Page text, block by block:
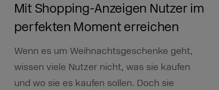
Mit Shopping-Anzeigen Nutzer im
perfekten Moment erreichen
Wenn es um Weihnachtsgeschenke geht,
wissen viele Nutzer nicht, was sie kaufen
und wo sie es kaufen sollen. Doch sie